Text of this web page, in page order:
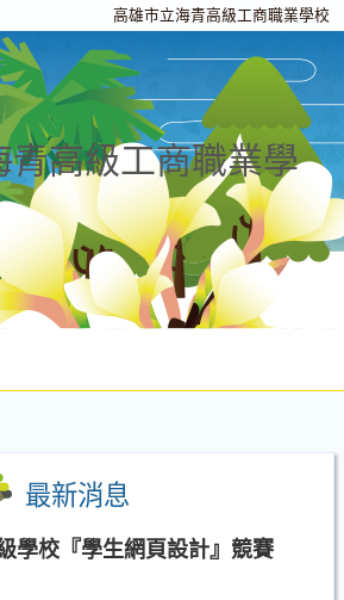
高雄市立海青高級工商職業學校
青高級工商職業學
最新消息
學校『學生網頁設計』競賽